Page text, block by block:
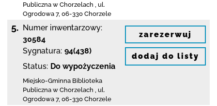
Publiczna w Chorzelach
ul.
Ogrodowa 7, 06-330 Chorzele
5. Numer inwentarzowy:
30584
Sygnatura: 94(438)
Status: Do wypożyczenia
Miejsko-Gminna Biblioteka
Publiczna w Chorzelach
ul.
Ogrodowa 7, 06-330 Chorzele
zarezerwuj
dodaj do listy